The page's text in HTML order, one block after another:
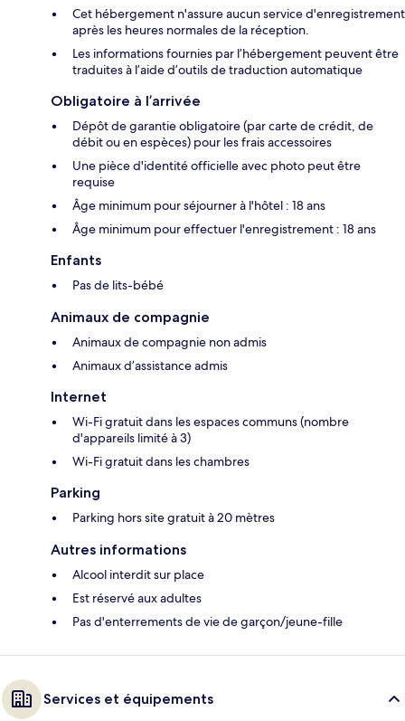
Cet hébergement n'assure aucun service d'enregistrement
après les heures normales de la réception.
Les informations fournies par l’hébergement peuvent être
traduites à l’aide d’outils de traduction automatique
Obligatoire à l’arrivée
Dépôt de garantie obligatoire (par carte de crédit, de
débit ou en espèces) pour les frais accessoires
Une pièce d'identité officielle avec photo peut être
requise
Âge minimum pour séjourner à l'hôtel : 18 ans
Âge minimum pour effectuer l'enregistrement : 18 ans
Enfants
Pas de lits-bébé
Animaux de compagnie
Animaux de compagnie non admis
Animaux d’assistance admis
Internet
Wi-Fi gratuit dans les espaces communs (nombre
d'appareils limité à 3)
Wi-Fi gratuit dans les chambres
Parking
Parking hors site gratuit à 20 mètres
Autres informations
Alcool interdit sur place
Est réservé aux adultes
Pas d'enterrements de vie de garçon/jeune-fille
Services et équipements